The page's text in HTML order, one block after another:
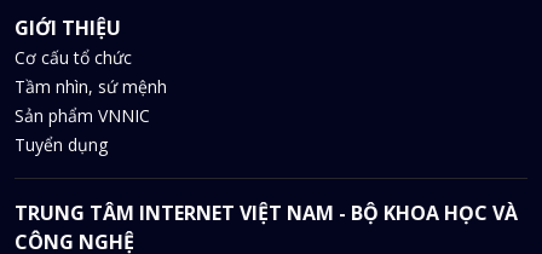
GIỚI THIỆU
Cơ cấu tổ chức
Tầm nhìn, sứ mệnh
Sản phẩm VNNIC
Tuyển dụng
TRUNG TÂM INTERNET VIỆT NAM - BỘ KHOA HỌC VÀ
CÔNG NGHỆ